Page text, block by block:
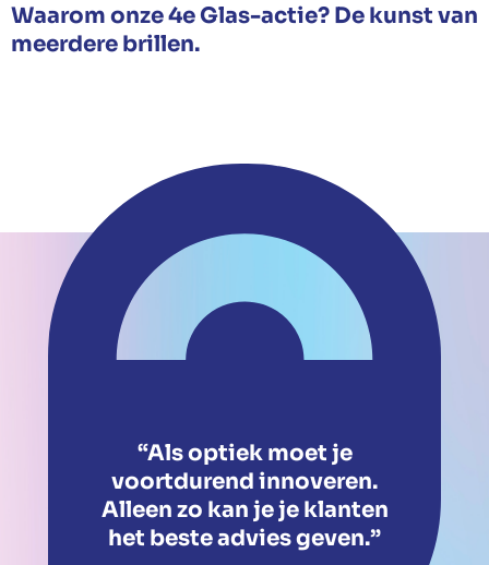
Waarom onze 4e Glas-actie? De kunst van
meerdere brillen.
“Als optiek moet je
voortdurend innoveren.
Alleen zo kan je je klanten
het beste advies geven.”